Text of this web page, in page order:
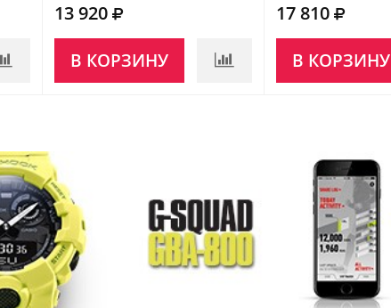
13 920
В КОРЗИНУ
17 810
В КОРЗИНУ